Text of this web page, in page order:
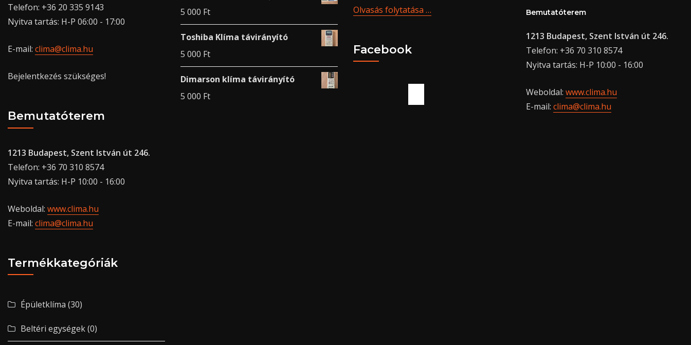
Telefon: +36 20 335 9143
Nyitva tartás: H-P 06:00 - 17:00
E-mail: clima@clima.hu
Bejelentkezés szükséges!
Bemutatóterem
1213 Budapest, Szent István út 246.
Telefon: +36 70 310 8574
Nyitva tartás: H-P 10:00 - 16:00
Weboldal: www.clima.hu
E-mail: clima@clima.hu
Termékkategóriák
Épületklíma (30)
Beltéri egységek(0)
5 000 Ft
Toshiba Klíma távirányító
5 000 Ft
Dimarson klíma távirányító
5 000 Ft
Olvasás folytatása …
Facebook
Bemutatóterem
1213 Budapest, Szent István út 246.
Telefon: +36 70 310 8574
Nyitva tartás: H-P 10:00 - 16:00
Weboldal: www.clima.hu
E-mail: clima@clima.hu